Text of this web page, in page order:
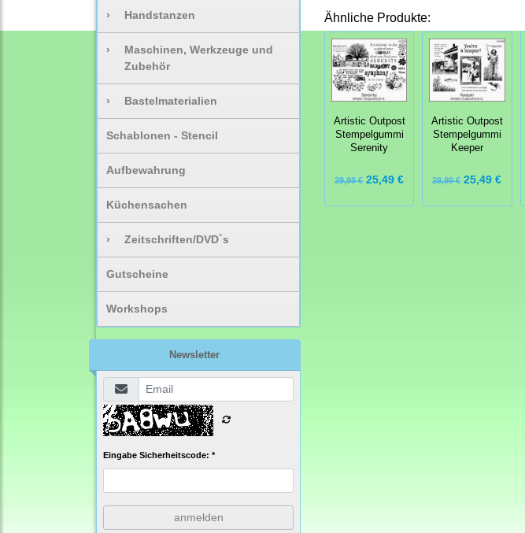
› Handstanzen
›
Maschinen, Werkzeuge und
Zubehör
› Bastelmaterialien
Schablonen - Stencil
Aufbewahrung
Küchensachen
› Zeitschriften/DVD`s
Gutscheine
Workshops
Newsletter
Eingabe Sicherheitscode: *
anmelden
Ähnliche Produkte:
Artistic Outpost
Stempelgummi
Serenity
29,99 € 25,49 €
Artistic Outpost
Stempelgummi
Keeper
29,99 €25,49 €